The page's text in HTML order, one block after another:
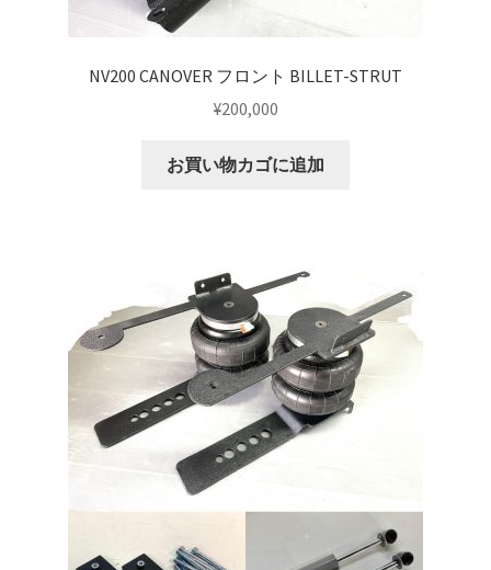
KRZX 2PC FORGED WHEEL SIZE/PRICE LIST
KRZX FORGED CALIPER SYSTEM 適合一覧 PASSENGER CAR
KRZX-sports
LOWRIDER TECHNOLOGY
NV200 USV CUSTOM
PARTSカテゴリー一覧
RIDETECH SUSPENSION
NV200 CANOVER フロント BILLET-STRUT
¥200,000
お買い物カゴに追加